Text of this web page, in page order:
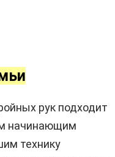
рук подходит
начинающим
технику